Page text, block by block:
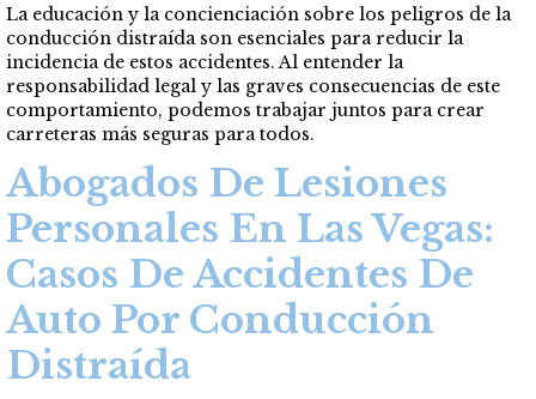
La educación y la concienciación sobre los peligros de la
conducción distraída son esenciales para reducir la
incidencia de estos accidentes. Al entender la
responsabilidad legal y las graves consecuencias de este
comportamiento, podemos trabajar juntos para crear
carreteras más seguras para todos.
Abogados De Lesiones
Personales En Las Vegas:
Casos De Accidentes De
Auto Por Conducción
Distraída